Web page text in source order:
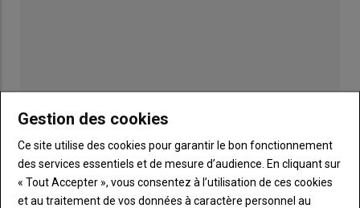
Publicité
Gestion des cookies
Ce site utilise des cookies pour garantir le bon fonctionnement
des services essentiels et de mesure d’audience. En cliquant sur
« Tout Accepter », vous consentez à l’utilisation de ces cookies
et au traitement de vos données à caractère personnel au